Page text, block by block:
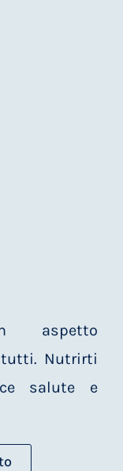
aspetto
Nutrirti
salute e